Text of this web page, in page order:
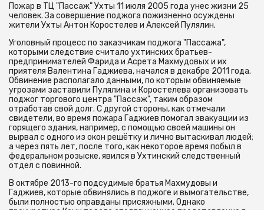
Пожар в ТЦ "Пассаж" Ухты 11 июля 2005 года унес жизни 25
человек. За совершение поджога пожизненно осуждены
жители Ухты Антон Коростелев и Алексей Пулялин.
Уголовный процесс по заказчикам поджога "Пассажа",
которыми следствие считало ухтинских братьев-
предпринимателей Фарида и Асрета Махмудовых и их
приятеля Валентина Гаджиева, начался в декабре 2011 года.
Обвинение располагало данными, по которым обвиняемые
угрозами заставили Пулялина и Коростелева организовать
поджог торгового центра "Пассаж", таким образом
отработав свой долг. С другой стороны, как отмечали
свидетели, во время пожара Гаджиев помогал эвакуации из
горящего здания, например, с помощью своей машины он
вырвал с одного из окон решётку и лично вытаскивал людей;
а через пять лет, после того, как некоторое время побыл в
федеральном розыске, явился в Ухтинский следственный
отдел с повинной.
В октябре 2013-го подсудимые братья Махмудовы и
Гаджиев, которые обвинялись в поджоге и вымогательстве,
были полностью оправданы присяжными. Однако